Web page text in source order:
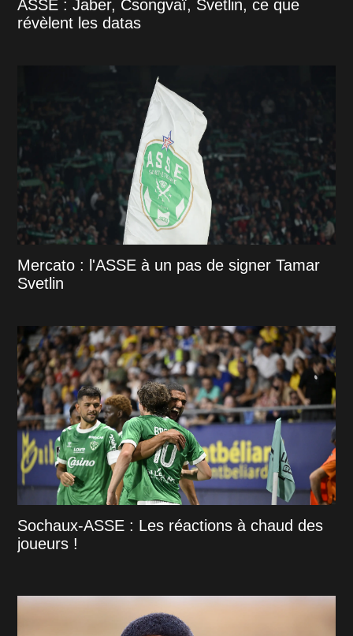
ASSE : Jaber, Csongvaï, Svetlin, ce que
révèlent les datas
Mercato : l'ASSE à un pas de signer Tamar
Svetlin
Sochaux-ASSE : Les réactions à chaud des
joueurs !